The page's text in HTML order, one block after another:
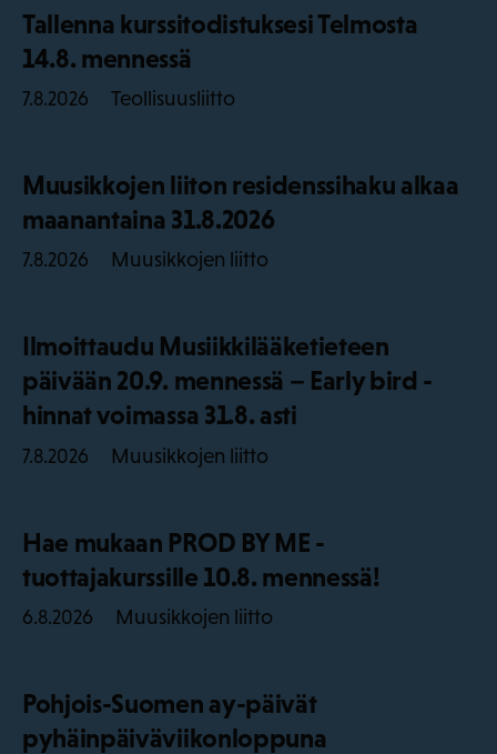
Tallenna kurssitodistuksesi Telmosta
14.8. mennessä
7.8.2026 Teollisuusliitto
Muusikkojen liiton residenssihaku alkaa
maanantaina 31.8.2026
7.8.2026 Muusikkojen liitto
Ilmoittaudu Musiikkilääketieteen
päivään 20.9. mennessä – Early bird -
hinnat voimassa 31.8. asti
7.8.2026 Muusikkojen liitto
Hae mukaan PROD BY ME -
tuottajakurssille 10.8. mennessä!
6.8.2026 Muusikkojen liitto
Pohjois-Suomen ay-päivät
pyhäinpäiväviikonloppuna